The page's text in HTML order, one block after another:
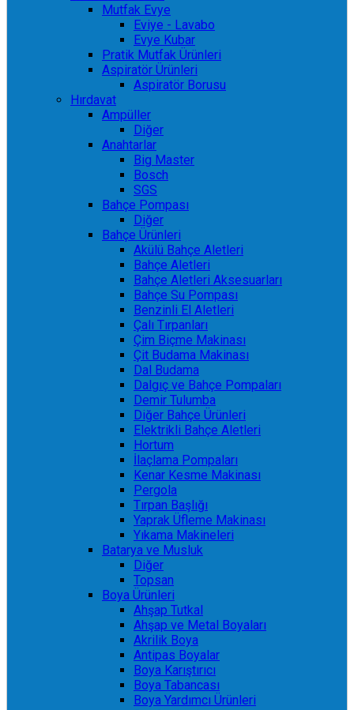
Mutfak Evye
Eviye - Lavabo
Evye Kubar
Pratik Mutfak Ürünleri
Aspiratör Ürünleri
Aspiratör Borusu
Hırdavat
Ampüller
Diğer
Anahtarlar
Big Master
Bosch
SGS
Bahçe Pompası
Diğer
Bahçe Ürünleri
Akülü Bahçe Aletleri
Bahçe Aletleri
Bahçe Aletleri Aksesuarları
Bahçe Su Pompası
Benzinli El Aletleri
Çalı Tırpanları
Çim Biçme Makinası
Çit Budama Makinası
Dal Budama
Dalgıç ve Bahçe Pompaları
Demir Tulumba
Diğer Bahçe Ürünleri
Elektrikli Bahçe Aletleri
Hortum
İlaçlama Pompaları
Kenar Kesme Makinası
Pergola
Tırpan Başlığı
Yaprak Üfleme Makinası
Yıkama Makineleri
Batarya ve Musluk
Diğer
Topsan
Boya Ürünleri
Ahşap Tutkal
Ahşap ve Metal Boyaları
Akrilik Boya
Antipas Boyalar
Boya Karıştırıcı
Boya Tabancası
Boya Yardımcı Ürünleri